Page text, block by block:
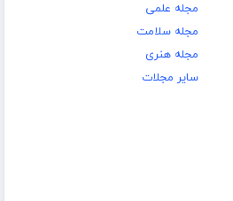
مجله علمی
مجله سلامت
مجله هنری
سایر مجلات